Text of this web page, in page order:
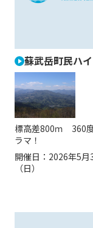
蘇武岳町民ハ
標高差800ｍ 360
ラマ！
開催日： 2026年5月
（日）